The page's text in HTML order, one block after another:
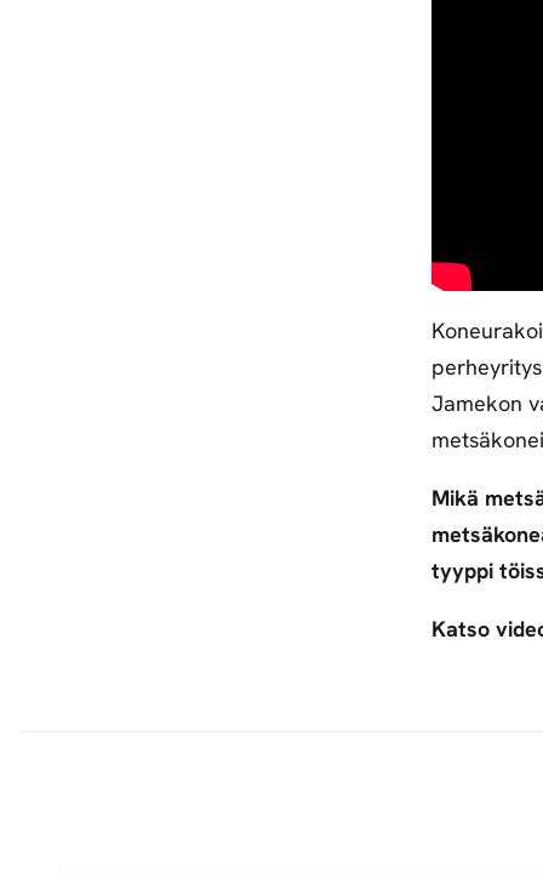
Jamekon
Mikä
tyyppi
Katso